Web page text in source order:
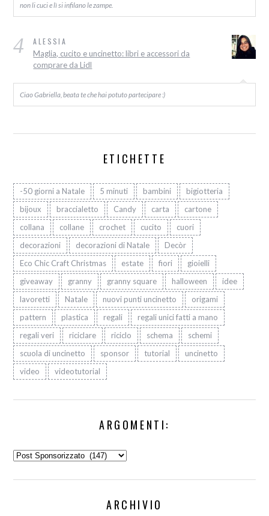
non li cuci e lì si infilano le zampe.
4 ALESSIA
Maglia, cucito e uncinetto: libri e accessori da
comprare da Lidl
Ciao Gabriella, beata te che hai potuto partecipare :)
ETICHETTE
-50 giorni a Natale 5 minuti bambini
bigiotteria
bijoux
braccialetto Candy carta
cartone
collana
collane crochet cucito
cuori
decorazioni
decorazioni di Natale
Decòr
Eco Chic Craft Christmas
estate fiori
gioielli
giveaway
granny granny square halloween
idee
lavoretti
Natale nuovi punti uncinetto
origami
pattern
plastica regali
regali unici fatti a mano
regali veri
riciclare riciclo schema
schemi
scuola di uncinetto
sponsor tutorial
uncinetto
video
videotutorial
ARGOMENTI:
Argomenti:
ARCHIVIO